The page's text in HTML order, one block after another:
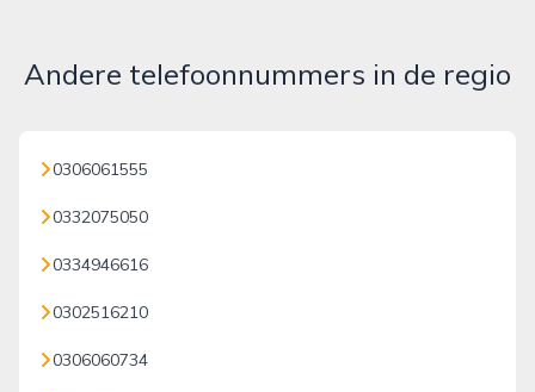
Andere telefoonnummers in de regio
0306061555
0332075050
0334946616
0302516210
0306060734